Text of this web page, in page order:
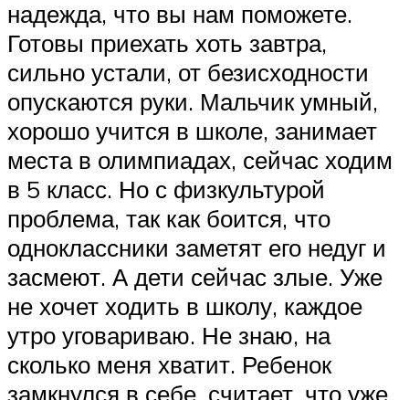
надежда, что вы нам поможете.
Готовы приехать хоть завтра,
сильно устали, от безисходности
опускаются руки. Мальчик умный,
хорошо учится в школе, занимает
места в олимпиадах, сейчас ходим
в 5 класс. Но с физкультурой
проблема, так как боится, что
одноклассники заметят его недуг и
засмеют. А дети сейчас злые. Уже
не хочет ходить в школу, каждое
утро уговариваю. Не знаю, на
сколько меня хватит. Ребенок
замкнулся в себе, считает, что уже